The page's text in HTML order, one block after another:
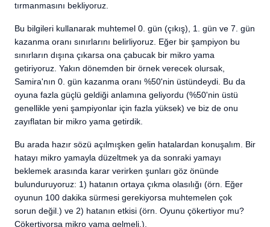
tırmanmasını bekliyoruz.
Bu bilgileri kullanarak muhtemel 0. gün (çıkış), 1. gün ve 7. gün
kazanma oranı sınırlarını belirliyoruz. Eğer bir şampiyon bu
sınırların dışına çıkarsa ona çabucak bir mikro yama
getiriyoruz. Yakın dönemden bir örnek verecek olursak,
Samira'nın 0. gün kazanma oranı %50'nin üstündeydi. Bu da
oyuna fazla güçlü geldiği anlamına geliyordu (%50'nin üstü
genellikle yeni şampiyonlar için fazla yüksek) ve biz de onu
zayıflatan bir mikro yama getirdik.
Bu arada hazır sözü açılmışken gelin hatalardan konuşalım. Bir
hatayı mikro yamayla düzeltmek ya da sonraki yamayı
beklemek arasında karar verirken şunları göz önünde
bulunduruyoruz: 1) hatanın ortaya çıkma olasılığı (örn. Eğer
oyunun 100 dakika sürmesi gerekiyorsa muhtemelen çok
sorun değil.) ve 2) hatanın etkisi (örn. Oyunu çökertiyor mu?
Çökertiyorsa mikro yama gelmeli.).